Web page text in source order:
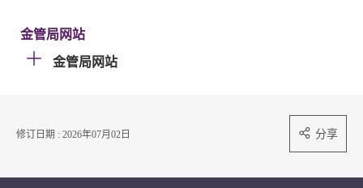
金管局网站
金管局网站
修订日期 : 2026年07月02日 分享